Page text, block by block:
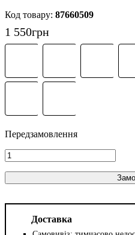
87660509
1 550грн
Доставка